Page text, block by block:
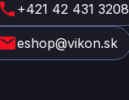
+421 42 431 3208
eshop@vikon.sk